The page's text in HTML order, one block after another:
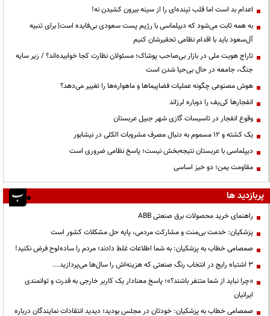
اعدام بد است اما قلب تپنده‌ای را از سینه بیرون کشیدن نه!
به همه ثابت می‌شود که دیپلماسی با رژیم پست سعودی بی‌فایده است| برای تنبیه
آل‌سعود باید با اقدام نظامی تحقیرشان کنیم
تاراج هویت ملی در بازار بی‌صاحب پوشاک؛ مسئولان نظارت کجا خوابیده‌اند؟ / زیر سایه
جنگ، جامعه در حال بی‌حیا شدن است
هوش مصنوعی چگونه عملیات فضاپیماها و ماهواره‌ها را تغییر می‌دهد؟
انفجارها کی‌یف را دوباره لرزاند
وقوع انفجار در تاسیسات گازی شهر جبیل عربستان
یک کشته و ۱۲ مسموم به دنبال مصرف مشروبات الکلی در نیشابور
دیپلماسی با عربستان نتیجه‌بخش نیست؛ پاسخ نظامی ضروری است
مقاومت یمن؛ دو خیز اساسی
پربازدید ها
راهنمای خرید محصولات برق صنعتی ABB
پزشکیان: خدمت بی‌منت و مشارکت مردمی، پایه حل مشکلات کشور است
صمصامی خطاب به پزشکیان: به شما اطلاعات غلط دادند؛ مردم را ساده‌لوح فرض نکنید!
3 اشتباه رایج در انتخاب رنگ صنعتی که هزینه‌اش را سال‌ها می‌پردازید...
«چرا نباید از شما متنفر باشند؟»؛ پاسخ معنادار یک کاربر خارجی به قدرت و توانمندی
ایرانیان
صمصامی خطاب به پزشکیان: خودتان در مجلس بودید؛ دیدید انتقادات نمایندگان درباره